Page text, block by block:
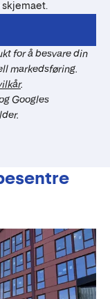
for å besvare din
markedsføring.
.
Googles